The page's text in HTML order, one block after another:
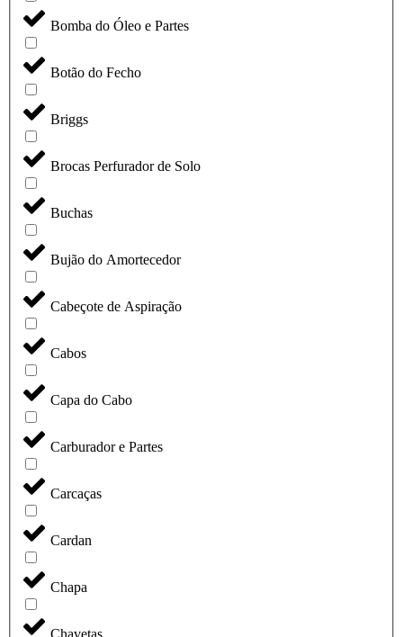
Bomba do Óleo e Partes
Botão do Fecho
Briggs
Brocas Perfurador de Solo
Buchas
Bujão do Amortecedor
Cabeçote de Aspiração
Cabos
Capa do Cabo
Carburador e Partes
Carcaças
Cardan
Chapa
Chavetas